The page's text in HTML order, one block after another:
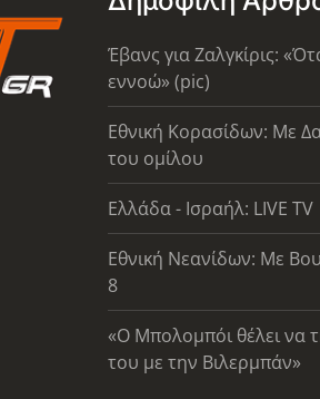
Έβανς για Ζαλγκίρις:
εννοώ» (pic)
Εθνική Κορασίδων: Με
του ομίλου
Ελλάδα - Ισραήλ: LIVE TV
Εθνική Νεανίδων: Με
8
«Ο Μπολομπόι θέλει να
του με την Βιλερμπάν»